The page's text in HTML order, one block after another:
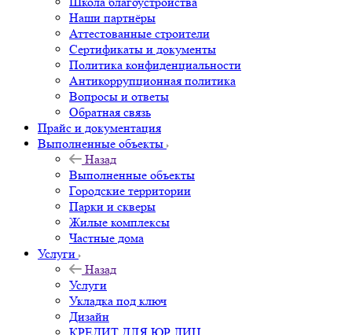
Наши партнёры
Аттестованные строители
Сертификаты и документы
Политика конфиденциальности
Антикоррупционная политика
Вопросы и ответы
Обратная связь
Прайс и документация
Выполненные объекты
Назад
Выполненные объекты
Городские территории
Парки и скверы
Жилые комплексы
Частные дома
Услуги
Назад
Услуги
Укладка под ключ
Дизайн